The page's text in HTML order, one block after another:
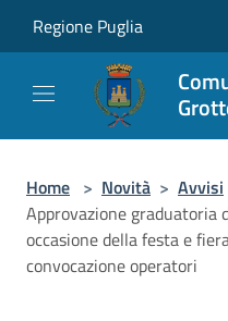
Regione Puglia
Home > Novità > Avvisi
Approvazione graduatoria
occasione della festa e
convocazione operatori